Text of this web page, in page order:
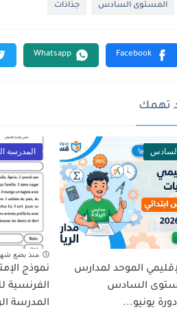
المستوى السادس جذاذات
تهمك
الموحد لمدارس
السادس
يونيو...
المدرسة
منذ بضع
نموذج
المدرسة